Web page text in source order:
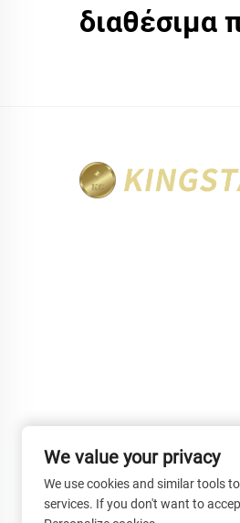
διαθέσιμα
We value your privacy
We use cookies and similar tools
services. If you don't want to